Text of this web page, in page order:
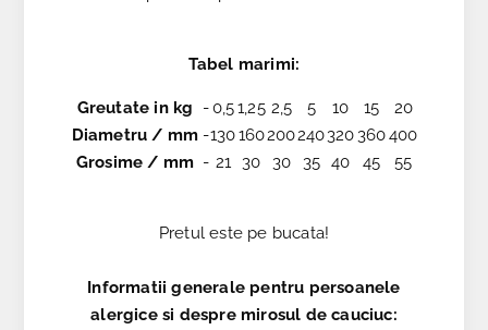
Tabel marimi:
Greutate in kg -0,51,25 2,5 5 10 15
20
Diametru / mm -130160200240320 360400
Grosime / mm - 21 30 30 35 40 45 55
Pretul este pe bucata!
Informatii generale pentru persoanele
alergice si despre mirosul de cauciuc: